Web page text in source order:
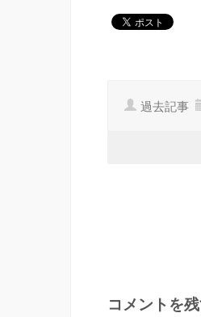
過去記事
コメントを